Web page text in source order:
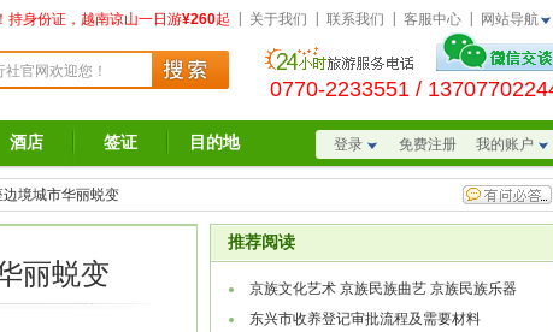
持身份证，越南谅山一日游¥260起 关于我们 联系我们 客服中心 网站导航
0770-2233551 /
酒店 签证 目的地 登录 免费注册 我的账户
境城市华丽蜕变
丽蜕变
推荐阅读
京族文化艺术 京族民族曲艺 京族民族乐器
东兴市收养登记审批流程及需要材料